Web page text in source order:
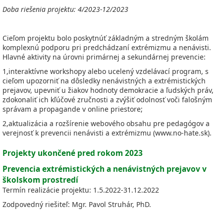
Doba riešenia projektu: 4/2023-12/2023
Cieľom projektu bolo poskytnúť základným a stredným školám
komplexnú podporu pri predchádzaní extrémizmu a nenávisti.
Hlavné aktivity na úrovni primárnej a sekundárnej prevencie:
1,interaktívne workshopy alebo ucelený vzdelávací program, s
cieľom upozorniť na dôsledky nenávistných a extrémistických
prejavov, upevniť u žiakov hodnoty demokracie a ľudských práv,
zdokonaliť ich kľúčové zručnosti a zvýšiť odolnosť voči falošným
správam a propagande v online priestore;
2,aktualizácia a rozšírenie webového obsahu pre pedagógov a
verejnosť k prevencii nenávisti a extrémizmu (www.no-hate.sk).
Projekty ukončené pred rokom 2023
Prevencia extrémistických a nenávistných prejavov v
školskom prostredí
Termín realizácie projektu: 1.5.2022-31.12.2022
Zodpovedný riešiteľ: Mgr. Pavol Struhár, PhD.